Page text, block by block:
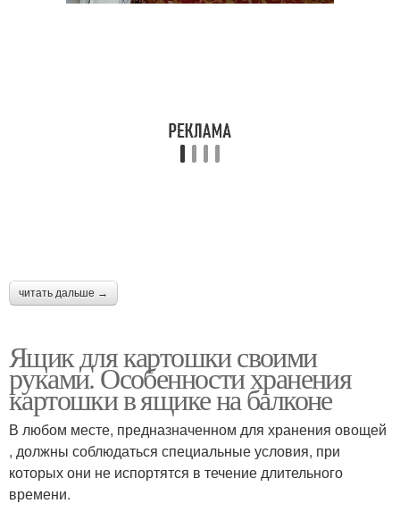
читать дальше →
Ящик для картошки своими
руками. Особенности хранения
картошки в ящике на балконе
В любом месте, предназначенном для хранения овощей
, должны соблюдаться специальные условия, при
которых они не испортятся в течение длительного
времени.